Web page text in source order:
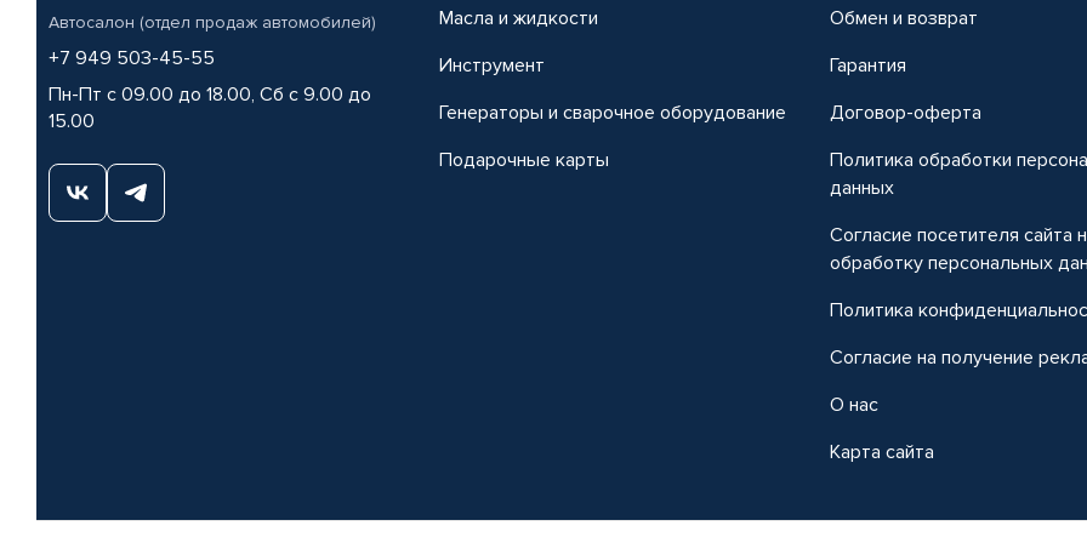
Автосалон (отдел продаж автомобилей)
+7 949 503-45-55
Пн-Пт с 09.00 до 18.00, Сб с 9.00 до
15.00
Масла и жидкости
Инструмент
Генераторы и сварочное оборудование
Подарочные карты
Обмен и возврат
Гарантия
Договор-оферта
Политика обработки
данных
Согласие посетителя сайта
обработку персональных
Политика
Согласие на получение
О нас
Карта сайта